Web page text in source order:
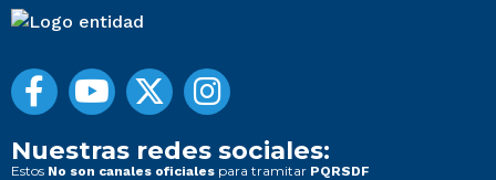
Nuestras redes sociales:
Estos No son canales oficiales para tramitar PQRSDF